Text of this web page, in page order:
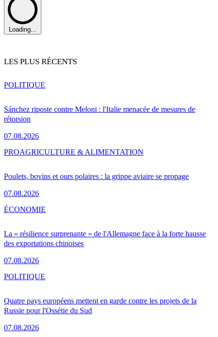
Loading...
LES PLUS RÉCENTS
Sánchez riposte contre Meloni : l'Italie menacée de mesures de
rétorsion
07.08.2026
POLITIQUE
Poulets, bovins et ours polaires : la grippe aviaire se propage
07.08.2026
PROAGRICULTURE & ALIMENTATION
La « résilience surprenante » de l'Allemagne face à la forte hausse
des exportations chinoises
07.08.2026
ÉCONOMIE
Quatre pays européens mettent en garde contre les projets de la
Russie pour l'Ossétie du Sud
07.08.2026
POLITIQUE